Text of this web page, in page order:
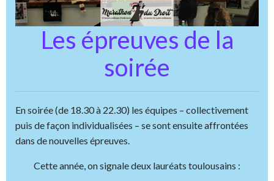
Les épreuves de la
soirée
En soirée (de 18.30 à 22.30) les équipes – collectivement
puis de façon individualisées – se sont ensuite affrontées
dans de nouvelles épreuves.
Cette année, on signale deux lauréats toulousains :